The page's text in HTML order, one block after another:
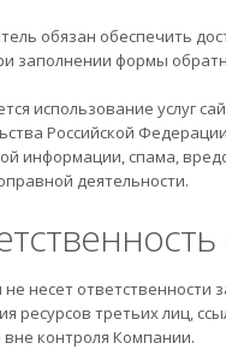
обязан обеспечить
заполнении формы
использование услуг
Российской
информации, спама,
деятельности.
несет ответственности
ресурсов третьих лиц,
контроля Компании.